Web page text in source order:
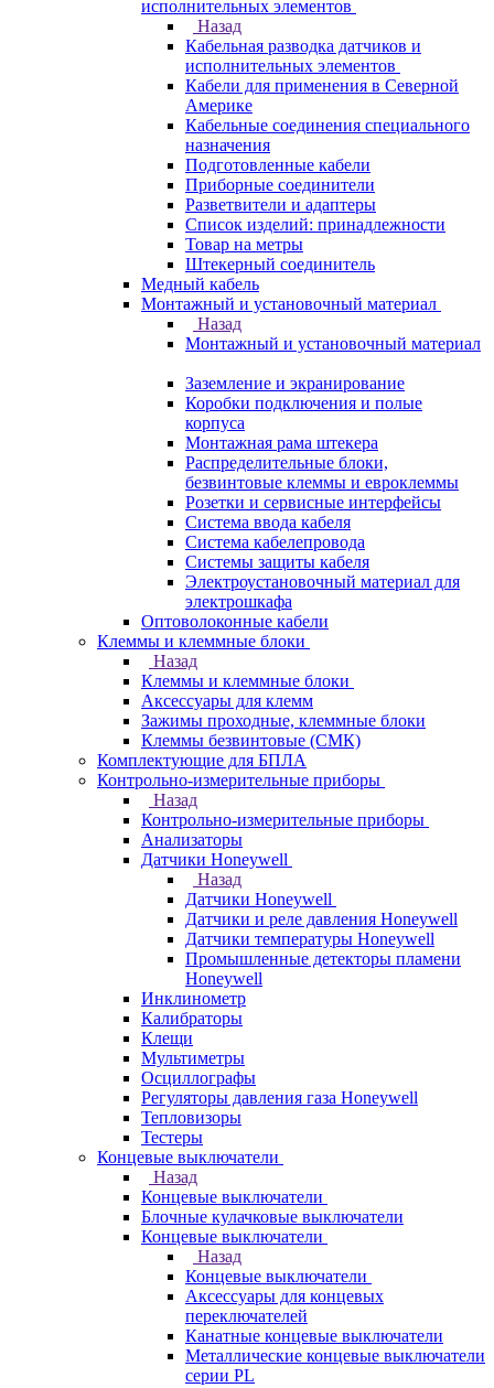
исполнительных элементов
Назад
Кабельная разводка датчиков и
исполнительных элементов
Кабели для применения в Северной
Америке
Кабельные соединения специального
назначения
Подготовленные кабели
Приборные соединители
Разветвители и адаптеры
Список изделий: принадлежности
Товар на метры
Штекерный соединитель
Медный кабель
Монтажный и установочный материал
Назад
Монтажный и установочный материал
Заземление и экранирование
Коробки подключения и полые
корпуса
Монтажная рама штекера
Распределительные блоки,
безвинтовые клеммы и евроклеммы
Розетки и сервисные интерфейсы
Система ввода кабеля
Система кабелепровода
Системы защиты кабеля
Электроустановочный материал для
электрошкафа
Оптоволоконные кабели
Клеммы и клеммные блоки
Назад
Клеммы и клеммные блоки
Аксессуары для клемм
Зажимы проходные, клеммные блоки
Клеммы безвинтовые (СМК)
Комплектующие для БПЛА
Контрольно-измерительные приборы
Назад
Контрольно-измерительные приборы
Анализаторы
Датчики Honeywell
Назад
Датчики Honeywell
Датчики и реле давления Honeywell
Датчики температуры Honeywell
Промышленные детекторы пламени
Honeywell
Инклинометр
Калибраторы
Клещи
Мультиметры
Осциллографы
Регуляторы давления газа Honeywell
Тепловизоры
Тестеры
Концевые выключатели
Назад
Концевые выключатели
Блочные кулачковые выключатели
Концевые выключатели
Назад
Концевые выключатели
Аксессуары для концевых
переключателей
Канатные концевые выключатели
Металлические концевые выключатели
серии PL